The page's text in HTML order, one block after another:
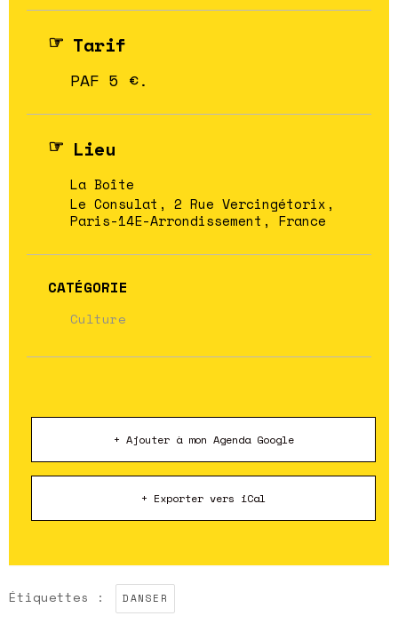
Tarif
PAF 5 €.
Lieu
La Boîte
Le Consulat, 2 Rue Vercingétorix,
Paris-14E-Arrondissement, France
CATÉGORIE
Culture
+ Ajouter à mon Agenda Google
+ Exporter vers iCal
Étiquettes : DANSER